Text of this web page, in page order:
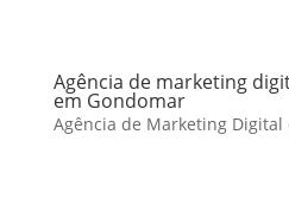
Agência de marketing
em Gondomar
Agência de Marketing Digital